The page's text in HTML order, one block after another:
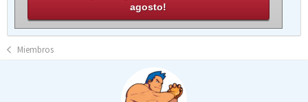
agosto!
Miembros